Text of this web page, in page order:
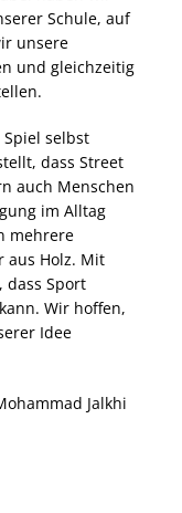
Schule, auf
unsere
und gleichzeitig
selbst
dass Street
auch Menschen
im Alltag
mehrere
aus Holz. Mit
dass Sport
Wir hoffen,
Idee
Jalkhi